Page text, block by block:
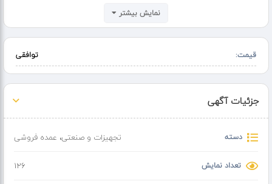
بهترین خریدار انواع ضایعات آهن و مس و برنج آلمینیوم سیم کابل و
نمایش بیشتر
قیمت: توافقی
جزئیات آگهی
دسته تجهیزات و صنعتی، عمده فروشی
تعداد نمایش 126